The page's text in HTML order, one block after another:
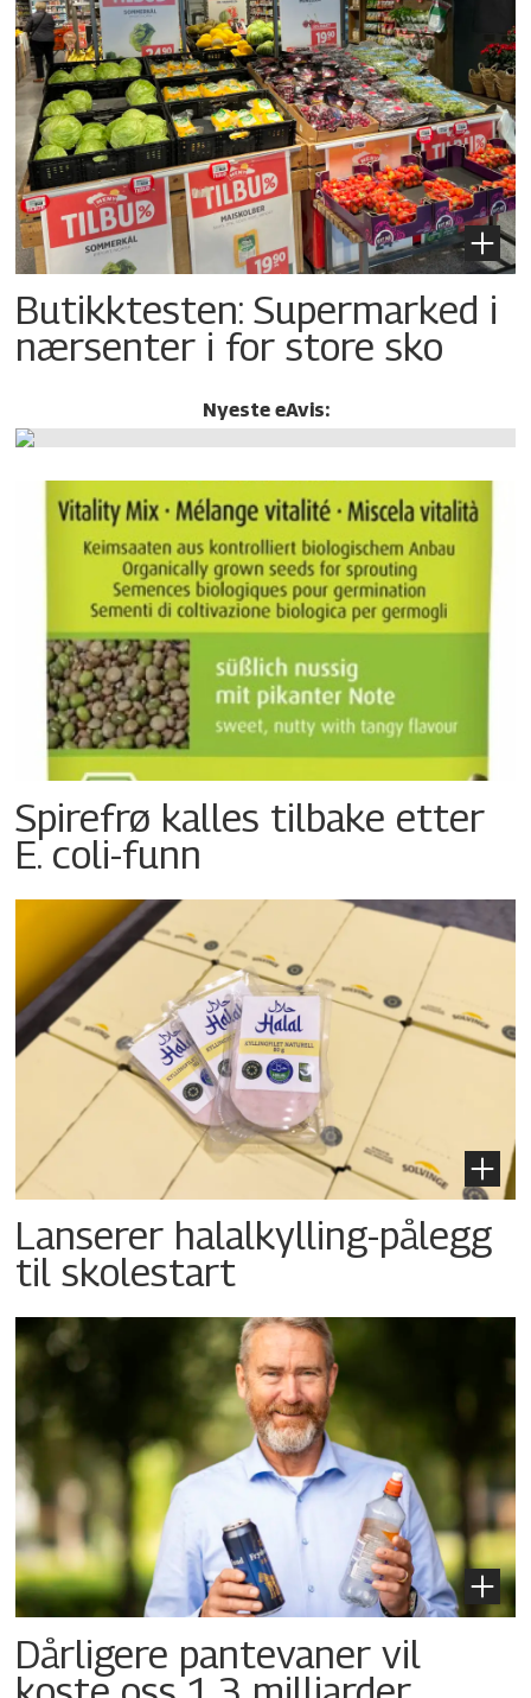
Butikktesten: Supermarked i
nærsenter i for store sko
Nyeste eAvis:
Spirefrø kalles tilbake etter
E. coli-funn
Lanserer halalkylling-­pålegg
til skolestart
Dårligere pantevaner vil